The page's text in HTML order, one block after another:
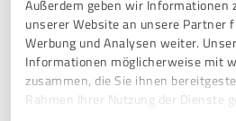
Außerdem geben wir Informationen
unserer Website an unsere Partner
Werbung und Analysen weiter.
Informationen möglicherweise mit
zusammen, die Sie ihnen
Rahmen Ihrer Nutzung der Dienste
5,00 von 5
SEHR GUT
Top-Beratung und exzellenter